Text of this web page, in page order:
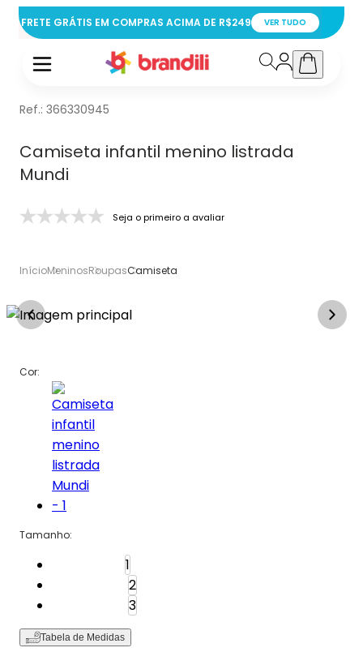
FRETE GRÁTIS EM COMPRAS ACIMA DE R$249 VER TUDO
Ref.: 366330945
Camiseta infantil menino listrada
Mundi
Seja o primeiro a avaliar
InícioMeninosRoupasCamiseta
Cor:
Tamanho:
1
2
3
Tabela de Medidas